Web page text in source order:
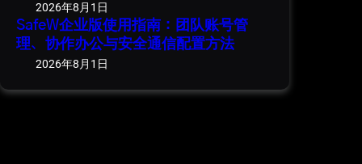
2026年8月1日
SafeW企业版使用指南：团队账号管
理、协作办公与安全通信配置方法
2026年8月1日